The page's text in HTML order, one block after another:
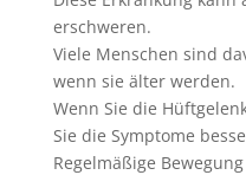
erschweren.
Viele Menschen sind
wenn sie älter werden.
Wenn Sie die
Sie die Symptome
Regelmäßige